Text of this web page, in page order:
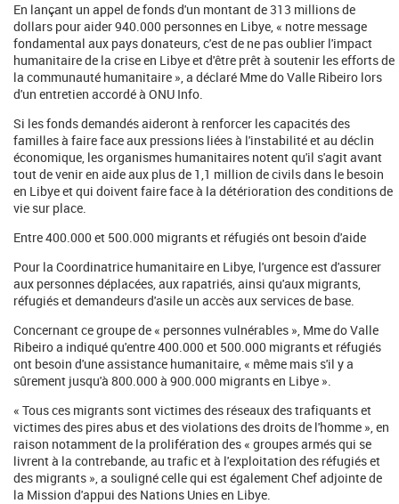
En lançant un appel de fonds d'un montant de 313 millions de
dollars pour aider 940.000 personnes en Libye, « notre message
fondamental aux pays donateurs, c'est de ne pas oublier l'impact
humanitaire de la crise en Libye et d'être prêt à soutenir les efforts de
la communauté humanitaire », a déclaré Mme do Valle Ribeiro lors
d'un entretien accordé à ONU Info.
Si les fonds demandés aideront à renforcer les capacités des
familles à faire face aux pressions liées à l'instabilité et au déclin
économique, les organismes humanitaires notent qu'il s'agit avant
tout de venir en aide aux plus de 1,1 million de civils dans le besoin
en Libye et qui doivent faire face à la détérioration des conditions de
vie sur place.
Entre 400.000 et 500.000 migrants et réfugiés ont besoin d'aide
Pour la Coordinatrice humanitaire en Libye, l'urgence est d'assurer
aux personnes déplacées, aux rapatriés, ainsi qu'aux migrants,
réfugiés et demandeurs d'asile un accès aux services de base.
Concernant ce groupe de « personnes vulnérables », Mme do Valle
Ribeiro a indiqué qu'entre 400.000 et 500.000 migrants et réfugiés
ont besoin d'une assistance humanitaire, « même mais s'il y a
sûrement jusqu'à 800.000 à 900.000 migrants en Libye ».
« Tous ces migrants sont victimes des réseaux des trafiquants et
victimes des pires abus et des violations des droits de l'homme », en
raison notamment de la prolifération des « groupes armés qui se
livrent à la contrebande, au trafic et à l'exploitation des réfugiés et
des migrants », a souligné celle qui est également Chef adjointe de
la Mission d'appui des Nations Unies en Libye.